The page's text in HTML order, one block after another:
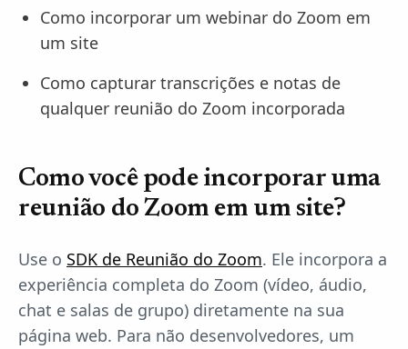
Como incorporar um webinar do Zoom em
um site
Como capturar transcrições e notas de
qualquer reunião do Zoom incorporada
Como você pode incorporar uma
reunião do Zoom em um site?
Use o SDK de Reunião do Zoom. Ele incorpora a
experiência completa do Zoom (vídeo, áudio,
chat e salas de grupo) diretamente na sua
página web. Para não desenvolvedores, um